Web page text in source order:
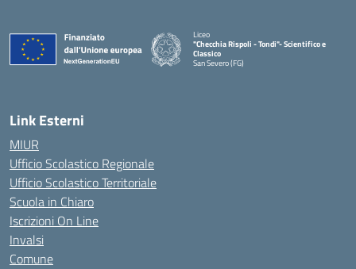
Liceo
"Checchia Rispoli - Tondi"- Scientifico e
Classico
San Severo (FG)
Link Esterni
MIUR
Ufficio Scolastico Regionale
Ufficio Scolastico Territoriale
Scuola in Chiaro
Iscrizioni On Line
Invalsi
Comune